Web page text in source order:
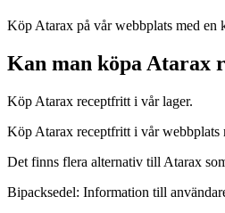
Köp Atarax på vår webbplats med en
Kan man köpa Atarax
Köp Atarax receptfritt i vår lager.
Köp Atarax receptfritt i vår webbplats
Det finns flera alternativ till Atarax
Bipacksedel: Information till